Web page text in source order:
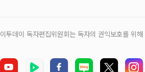
이투데이 독자편집위원회는 독자의 권익보호를 위